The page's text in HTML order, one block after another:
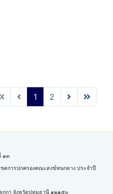
1 2
๑๓
การปกครองคณะสงฆ์หนกลาง ประจำปี
กกา จังหวัดปทุมธานี ๑๒๑๕๐